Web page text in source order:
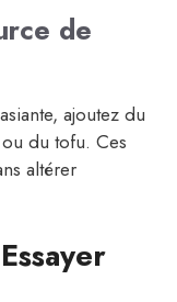
de
ajoutez du
du tofu. Ces
altérer